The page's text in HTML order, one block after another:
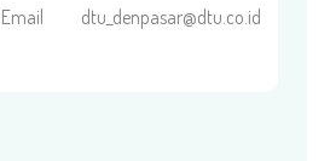
Email dtu_denpasar@dtu.co.id